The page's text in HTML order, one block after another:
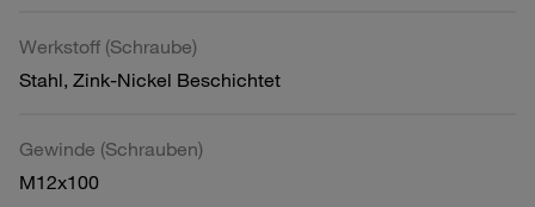
Werkstoff (Schraube)
Stahl, Zink-Nickel Beschichtet
Gewinde (Schrauben)
M12x100